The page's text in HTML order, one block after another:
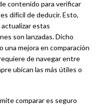
contenido para verificar
difícil de deducir. Esto,
estas
son lanzadas. Dicho
una mejora en comparación
de navegar entre
ubican las más útiles o
comparar es seguro